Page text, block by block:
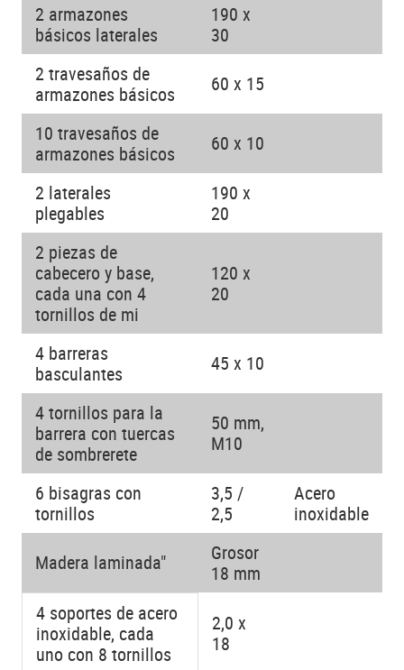
2 armazones
básicos laterales
190 x
30
2 travesaños de
armazones básicos
60 x 15
10 travesaños de
armazones básicos
60 x 10
2 laterales
plegables
190 x
20
2 piezas de
cabecero y base,
cada una con 4
tornillos de mi
120 x
20
4 barreras
basculantes
45 x 10
4 tornillos para la
barrera con tuercas
de sombrerete
50 mm,
M10
6 bisagras con
tornillos
3,5 /
2,5
Acero
inoxidable
Madera laminada"
Grosor
18 mm
4 soportes de acero
inoxidable, cada
uno con 8 tornillos
2,0 x
18